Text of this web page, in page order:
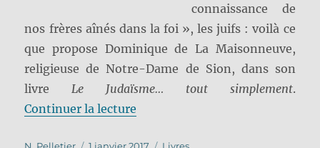
connaissance de
nos frères aînés dans la foi », les juifs : voilà ce
que propose Dominique de La Maisonneuve,
religieuse de Notre-Dame de Sion, dans son
livre Le Judaïsme… tout simplement.
Continuer la lecture
Auteur Publié Catégories